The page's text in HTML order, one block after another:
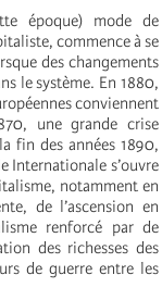
époque) mode de
commence à se
des changements
le système. En 1880,
conviennent
une grande crise
fin des années 1890,
Internationale s’ouvre
notamment en
de l’ascension en
renforcé par de
des richesses des
de guerre entre les